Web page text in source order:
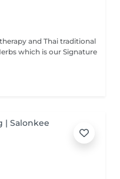
and Thai traditional
which is our Signature